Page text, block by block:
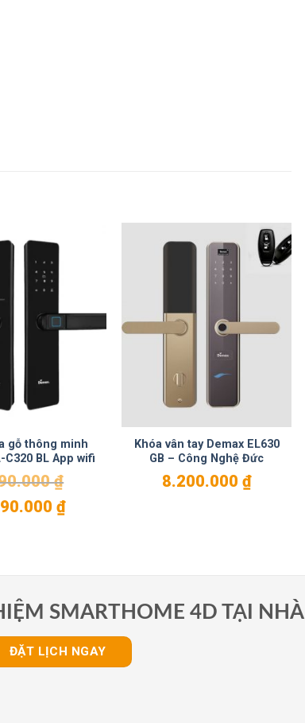
gỗ thông minh
C320 BL App wifi
₫
₫Giá
Khóa vân tay Demax EL630
GB – Công Nghệ Đức
8.200.000 ₫
SMARTHOME 4D TẠI NHÀ
ĐẶT LỊCH NGAY